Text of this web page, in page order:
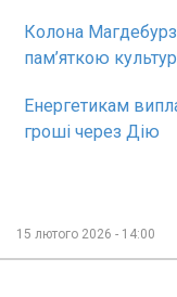
Колона
пам’яткою
Енергетикам
гроші через Дію
15 лютого 2026 - 14:00